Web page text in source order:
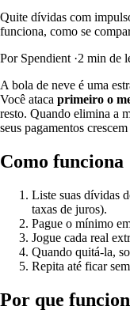
Quite dívidas com
funciona, como se
Por Spendient ·2 min de
A bola de neve é uma
Você ataca primeiro o
resto. Quando elimina a
seus pagamentos
Como funciona
Liste suas dívidas
taxas de juros).
Pague o mínimo
Jogue cada real
Quando quitá-la,
Repita até ficar
Por que